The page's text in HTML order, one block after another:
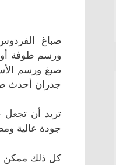
صباغ
ورسم طوفة أو
صبغ ورسم
جدران أحدث
تريد أن تجعل
جودة عالية
كل ذلك ممكن